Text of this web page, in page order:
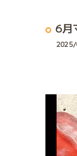
6月